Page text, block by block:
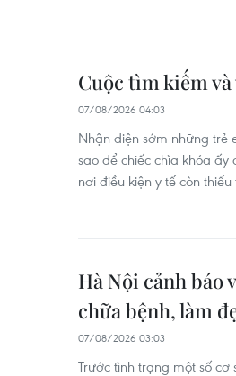
Cuộc tìm kiếm
07/08/2026 04:03
Nhận diện sớm những trẻ
sao để chiếc chìa khóa
nơi điều kiện y tế còn thiếu
Hà Nội cảnh báo
chữa bệnh, làm
07/08/2026 03:03
Trước tình trạng một số